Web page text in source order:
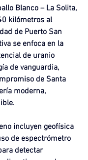
Blanco – La Solita,
kilómetros al
de Puerto San
se enfoca en la
de uranio
de vanguardia,
de Santa
moderna,
incluyen geofísica
de espectrómetro
detectar